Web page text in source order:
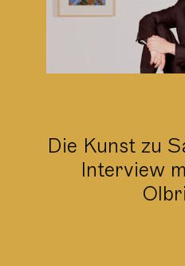
Die Kunst zu
Interview